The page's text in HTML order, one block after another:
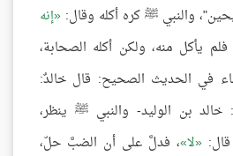
والنبي ﷺ كره أكله وقال: إنه
فلم يأكل منه، ولكن أكله الصحابة،
في الحديث الصحيح: قال خالدٌ:
خالد بن الوليد- والنبي ﷺ ينظر،
لا ، فدلَّ على أن الضبَّ حلّ،